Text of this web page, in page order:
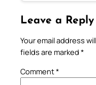
Leave a Reply
Your email address
fields are marked *
Comment*